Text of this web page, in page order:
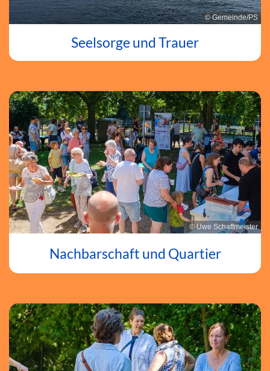
© Gemeinde/PS
Seelsorge und Trauer
© Uwe Schaffmeister
Nachbarschaft und Quartier